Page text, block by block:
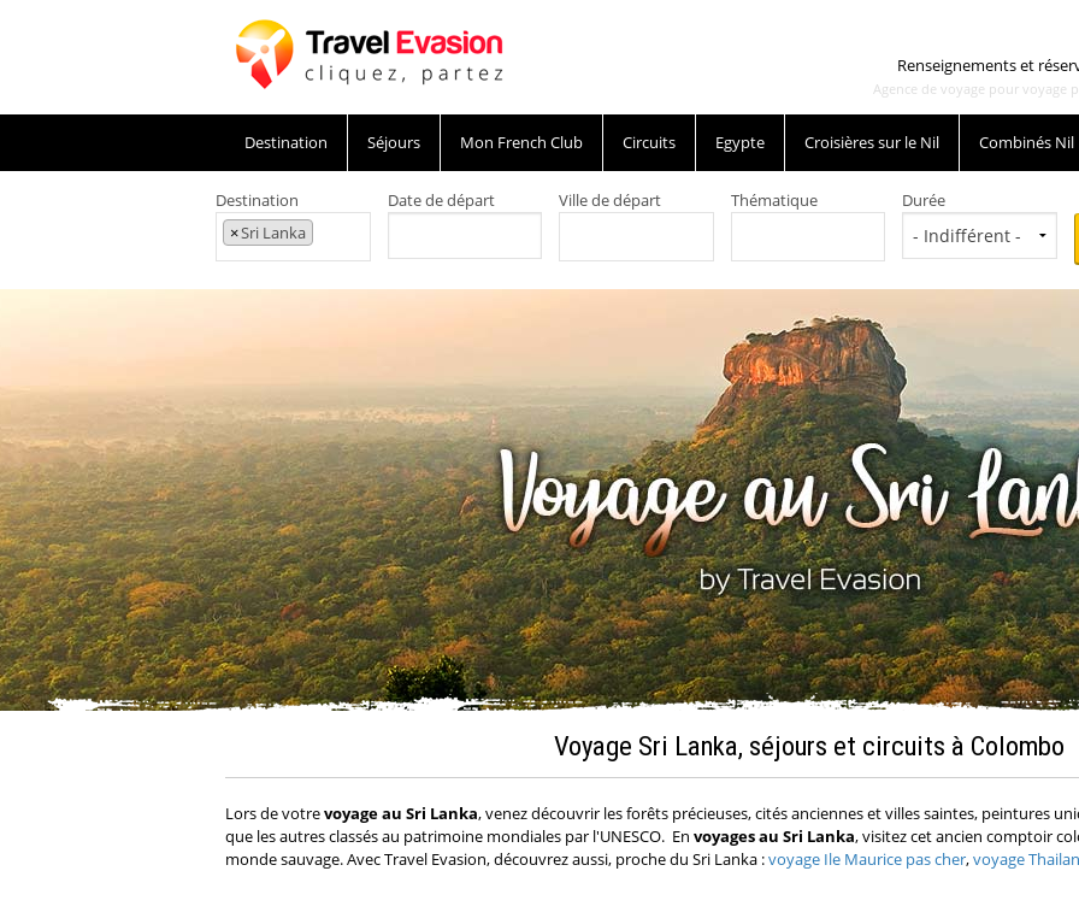
Renseignements et
Agence de voyage pour voyage
Destination Séjours Mon French Club Circuits Egypte Croisières sur le Nil Combinés Nil
Destination
×Sri Lanka
Date de départ Ville de départ Thématique Durée
Voyage Sri Lanka, séjours et circuits à Colombo
Lors de votrevoyage au Sri Lanka, venez découvrir les forêts précieuses, cités anciennes et villes saintes, peintures
que les autres classés au patrimoine mondiales par l'UNESCO. En voyages au Sri Lanka, visitez cet ancien comptoir
monde sauvage. Avec Travel Evasion, découvrez aussi, proche du Sri Lanka :voyage Ile Maurice pas cher,voyage